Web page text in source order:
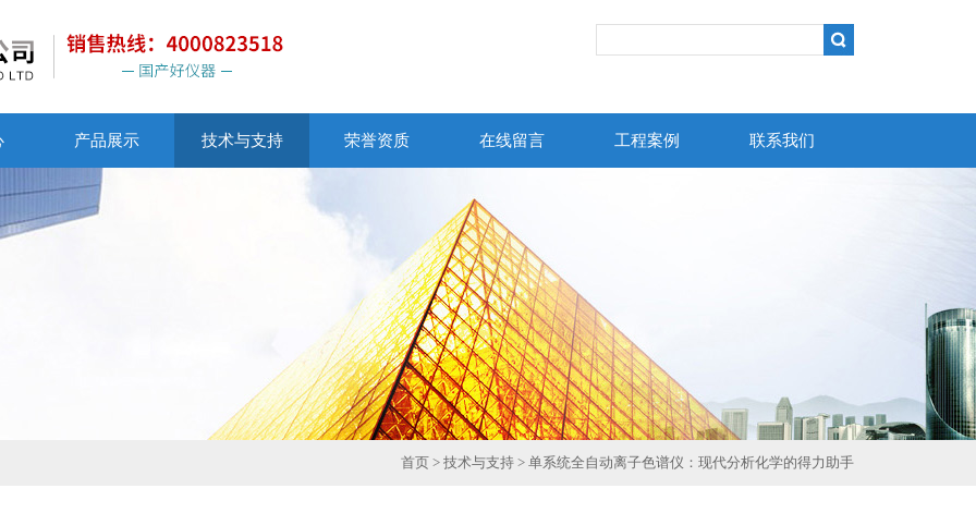
产品展示 技术与支持 荣誉资质 在线留言 工程案例 联系我们
首页 > 技术与支持 > 单系统全自动离子色谱仪：现代分析化学的得力助手